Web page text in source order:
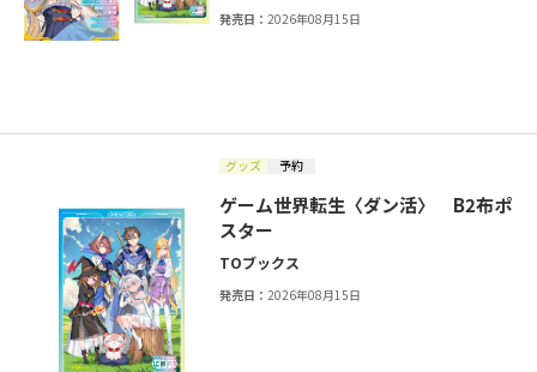
発売日：2026年08月15日
グッズ 予約
ゲーム世界転生〈ダン活〉 B2布ポ
スター
TOブックス
発売日：2026年08月15日